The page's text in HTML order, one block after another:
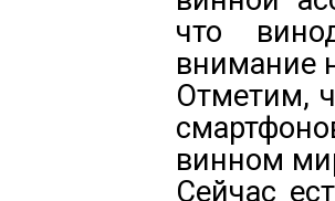
что
внимание
Отметим,
винном
Сейчас